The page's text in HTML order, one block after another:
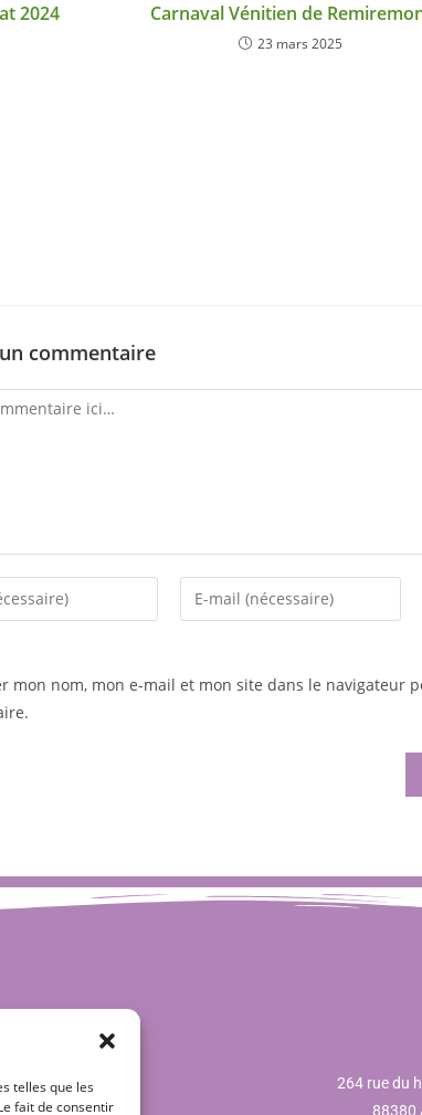
telles que les
fait de consentir
2024 Carnaval Vénitien de
23 mars 2025
commentaire
mon nom, mon e-mail et mon site dans le navigateur
264 rue du
88380